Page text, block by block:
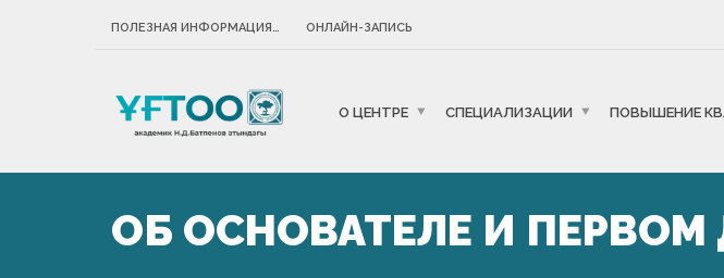
ПОЛЕЗНАЯ ИНФОРМАЦИЯ… ОНЛАЙН-ЗАПИСЬ
О ЦЕНТРЕ СПЕЦИАЛИЗАЦИИ ПОВЫШЕНИЕ
ОБ ОСНОВАТЕЛЕ И